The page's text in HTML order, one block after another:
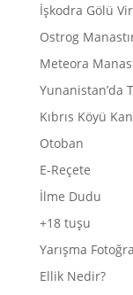
İşkodra Gölü
Ostrog
Meteora
Yunanistan’da
Kıbrıs Köyü
Otoban
E-Reçete
İlme Dudu
+18 tuşu
Yarışma
Ellik Nedir?